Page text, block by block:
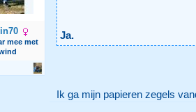
mee met
Ja.
Ik ga mijn papieren zegels